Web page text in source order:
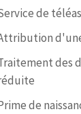
de
des
de